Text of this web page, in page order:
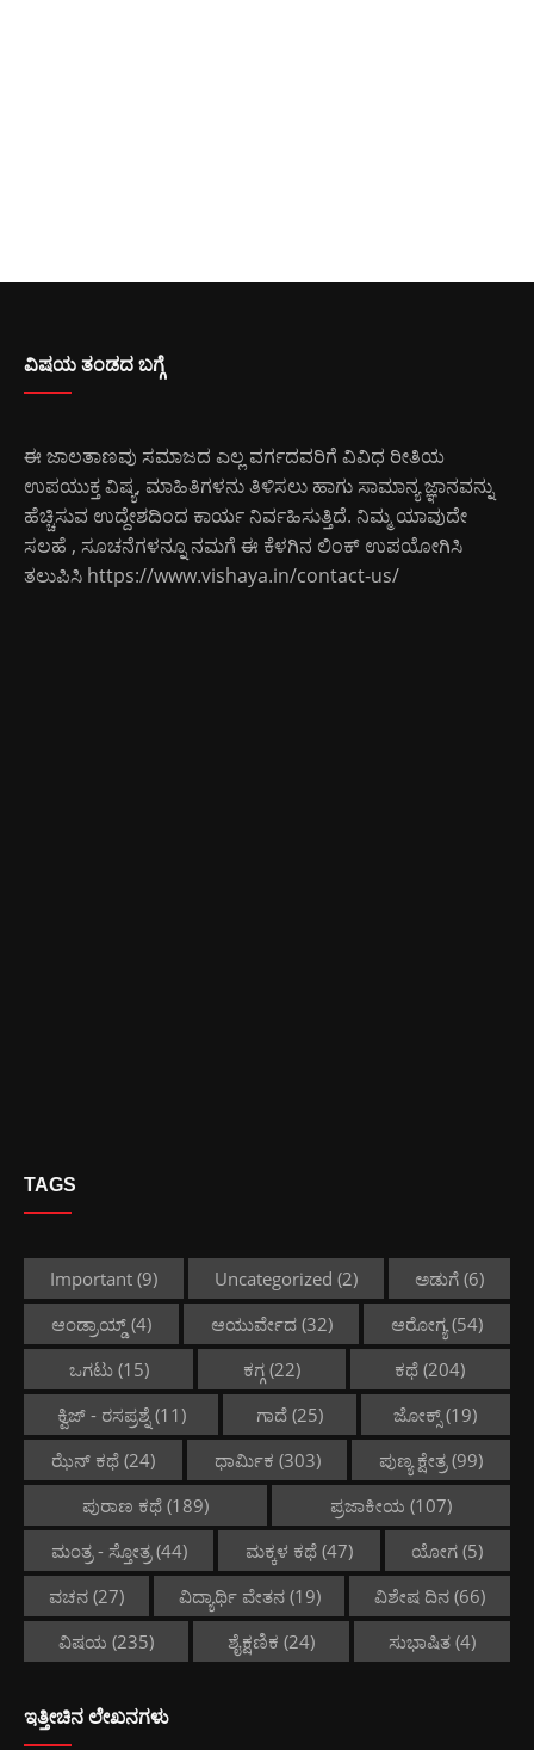
ವಿಷಯ ತಂಡದ ಬಗ್ಗೆ
ಈ ಜಾಲತಾಣವು ಸಮಾಜದ ಎಲ್ಲ ವರ್ಗದವರಿಗೆ ವಿವಿಧ ರೀತಿಯ
ಉಪಯುಕ್ತ ವಿಷ್ಯ, ಮಾಹಿತಿಗಳನು ತಿಳಿಸಲು ಹಾಗು ಸಾಮಾನ್ಯ ಜ್ಞಾನವನ್ನು
ಹೆಚ್ಚಿಸುವ ಉದ್ದೇಶದಿಂದ ಕಾರ್ಯ ನಿರ್ವಹಿಸುತ್ತಿದೆ. ನಿಮ್ಮ ಯಾವುದೇ
ಸಲಹೆ , ಸೂಚನೆಗಳನ್ನೂ ನಮಗೆ ಈ ಕೆಳಗಿನ ಲಿಂಕ್ ಉಪಯೋಗಿಸಿ
ತಲುಪಿಸಿ https://www.vishaya.in/contact-us/
TAGS
Important (9) Uncategorized (2) ಅಡುಗೆ (6)
ಆಂಡ್ರಾಯ್ಡ್(4) ಆಯುರ್ವೇದ(32) ಆರೋಗ್ಯ (54)
ಒಗಟು(15) ಕಗ್ಗ(22) ಕಥೆ (204)
ಕ್ವಿಜ್ - ರಸಪ್ರಶ್ನೆ (11) ಗಾದೆ(25) ಜೋಕ್ಸ್ (19)
ಝೆನ್ ಕಥೆ(24) ಧಾರ್ಮಿಕ (303) ಪುಣ್ಯ ಕ್ಷೇತ್ರ(99)
ಪುರಾಣ ಕಥೆ (189) ಪ್ರಜಾಕೀಯ (107)
ಮಂತ್ರ - ಸ್ತೋತ್ರ(44) ಮಕ್ಕಳ ಕಥೆ(47) ಯೋಗ (5)
ವಚನ(27) ವಿದ್ಯಾರ್ಥಿ ವೇತನ(19) ವಿಶೇಷ ದಿನ (66)
ವಿಷಯ (235) ಶೈಕ್ಷಣಿಕ (24) ಸುಭಾಷಿತ (4)
ಇತ್ತೀಚಿನ ಲೇಖನಗಳು